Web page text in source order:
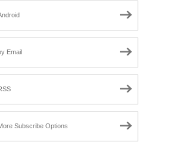
Email
Subscribe Options